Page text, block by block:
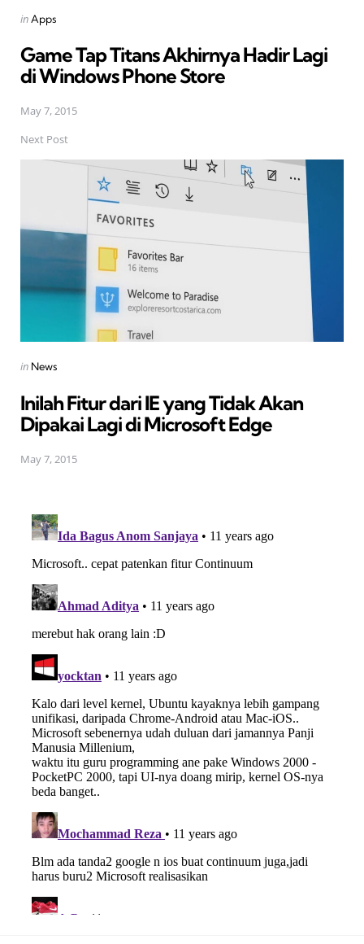
Posted
inApps
Game Tap Titans Akhirnya Hadir Lagi
di Windows Phone Store
May 7, 2015
Next Post
Posted
in News
Inilah Fitur dari IE yang Tidak Akan
Dipakai Lagi di Microsoft Edge
May 7, 2015